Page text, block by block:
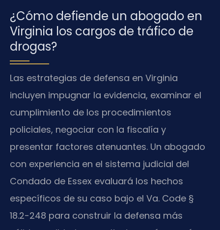
¿Cómo defiende un abogado en
Virginia los cargos de tráfico de
drogas?
Las estrategias de defensa en Virginia
incluyen impugnar la evidencia, examinar el
cumplimiento de los procedimientos
policiales, negociar con la fiscalía y
presentar factores atenuantes. Un abogado
con experiencia en el sistema judicial del
Condado de Essex evaluará los hechos
específicos de su caso bajo el Va. Code §
18.2-248 para construir la defensa más